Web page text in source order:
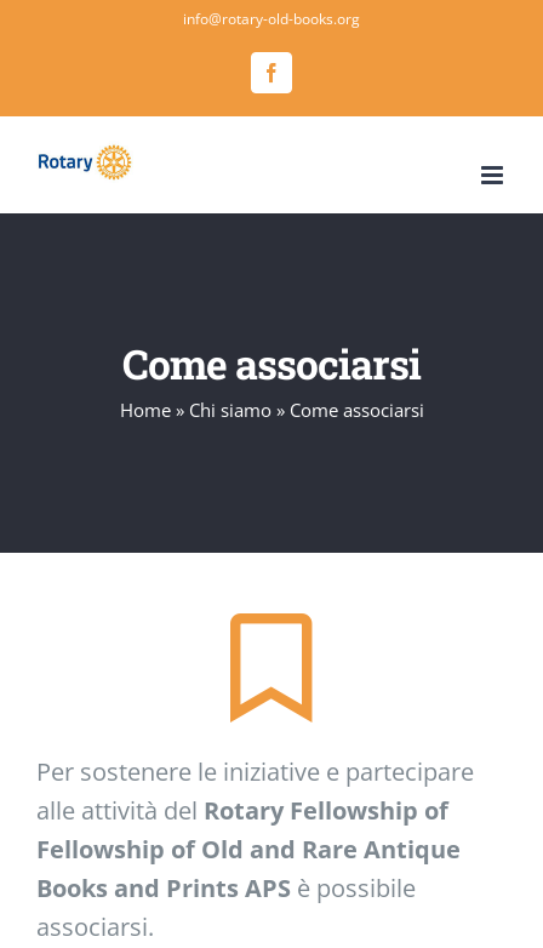
info@rotary-old-books.org
Come associarsi
Home» Chi siamo» Come associarsi
Per sostenere le iniziative e partecipare
alle attività del Rotary Fellowship of
Fellowship of Old and Rare Antique
Books and Prints APS è possibile
associarsi.